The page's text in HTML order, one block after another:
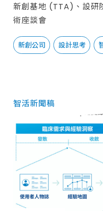
新創基地 (TTA)、設研
術座談會
新創公司 設計思考
智活新聞稿